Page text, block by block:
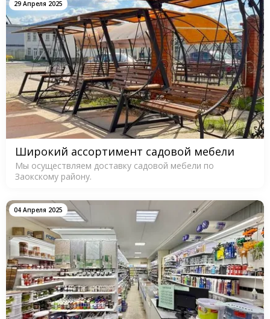
29 Апреля 2025
Широкий ассортимент садовой мебели
Мы осуществляем доставку садовой мебели по
Заокскому району.
04 Апреля 2025